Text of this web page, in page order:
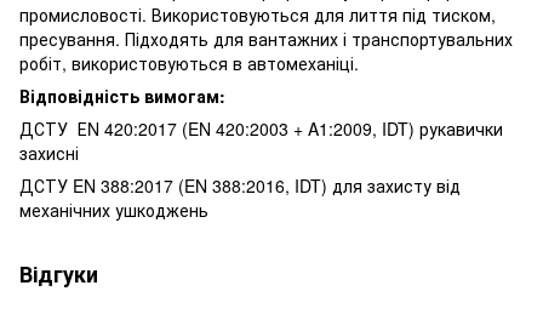
промисловості. Використовуються для лиття під тиском,
пресування. Підходять для вантажних і транспортувальних
робіт, використовуються в автомеханіці.
Відповідність вимогам:
ДСТУ ЕN 420:2017 (EN 420:2003 + A1:2009, IDT) рукавички
захисні
ДСТУ EN 388:2017 (EN 388:2016, IDT) для захисту від
механічних ушкоджень
Відгуки